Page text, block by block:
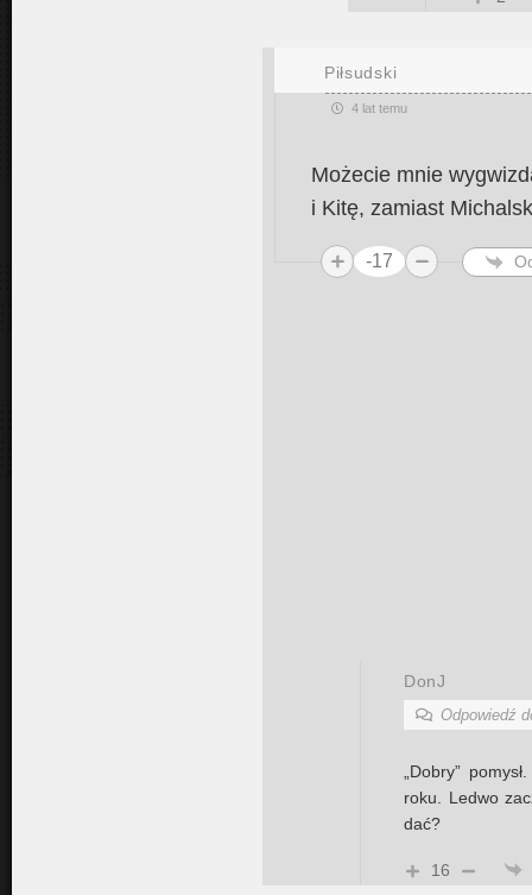
Piłsudski
4 lat temu
Możecie mnie
i Kitę, zamiast
-17
DonJ
Odpowiedź
„Dobry”
roku. Ledwo
dać?
16